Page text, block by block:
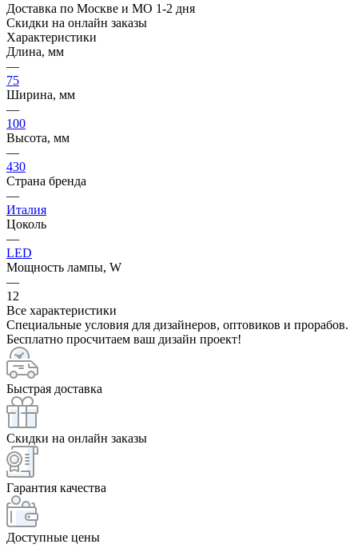
Доставка по Москве и МО 1-2 дня
Скидки на онлайн заказы
Характеристики
Длина, мм
—
75
Ширина, мм
—
100
Высота, мм
—
430
Страна бренда
—
Италия
Цоколь
—
LED
Мощность лампы, W
—
12
Все характеристики
Специальные условия для дизайнеров, оптовиков и прорабов.
Бесплатно просчитаем ваш дизайн проект!
Быстрая доставка
Скидки на онлайн заказы
Гарантия качества
Доступные цены